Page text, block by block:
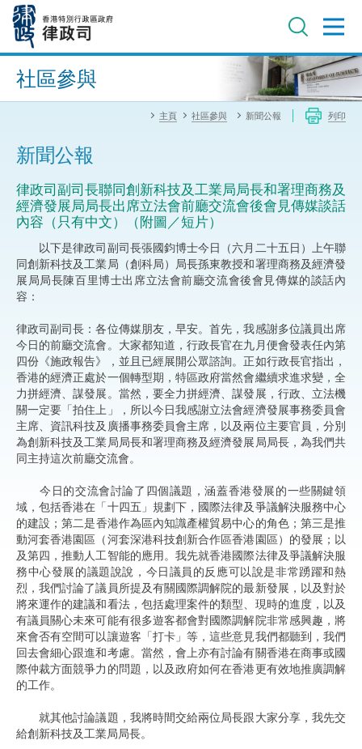
內
進階搜尋
社區參與
主頁 社區參與 新聞公報 列印
新聞公報
律政司副司長聯同創新科技及工業局局長和署理商務及
經濟發展局局長出席立法會前廳交流會後會見傳媒談話
內容（只有中文）（附圖／短片）
以下是律政司副司長張國鈞博士今日（六月二十五日）上午聯
同創新科技及工業局（創科局）局長孫東教授和署理商務及經濟發
展局局長陳百里博士出席立法會前廳交流會後會見傳媒的談話內
容：
律政司副司長：各位傳媒朋友，早安。首先，我感謝多位議員出席
今日的前廳交流會。大家都知道，行政長官在九月便會發表任內第
四份《施政報告》，並且已經展開公眾諮詢。正如行政長官指出，
香港的經濟正處於一個轉型期，特區政府當然會繼續求進求變，全
力拼經濟、謀發展。當然，要全力拼經濟、謀發展，行政、立法機
關一定要「拍住上」，所以今日我感謝立法會經濟發展事務委員會
主席、資訊科技及廣播事務委員會主席，以及兩位主要官員，分別
為創新科技及工業局局長和署理商務及經濟發展局局長，為我們共
同主持這次前廳交流會。
今日的交流會討論了四個議題，涵蓋香港發展的一些關鍵領
域，包括香港在「十四五」規劃下，國際法律及爭議解決服務中心
的建設；第二是香港作為區內知識產權貿易中心的角色；第三是推
動河套香港園區（河套深港科技創新合作區香港園區）的發展；以
及第四，推動人工智能的應用。我先就香港國際法律及爭議解決服
務中心發展的議題說說，今日議員的反應可以說是非常踴躍和熱
烈，我們討論了議員所提及有關國際調解院的最新發展，以及對於
將來運作的建議和看法，包括處理案件的類型、現時的進度，以及
有議員關心未來可能有很多遊客都會對國際調解院非常感興趣，將
來會否有空間可以讓遊客「打卡」等，這些意見我們都聽到，我們
回去會細心跟進和考慮。當然，會上亦有討論有關香港在商事或國
際仲裁方面競爭力的問題，以及政府如何在香港更有效地推廣調解
的工作。
就其他討論議題，我將時間交給兩位局長跟大家分享，我先交
給創新科技及工業局局長。